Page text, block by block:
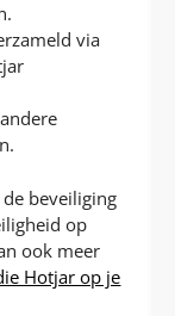
via
de beveiliging
op
ook meer
Hotjar op je